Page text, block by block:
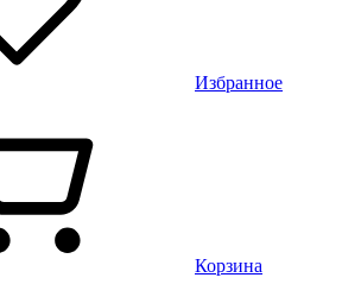
Избранное
Корзина